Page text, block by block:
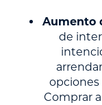
Aumento
de
opciones
Comprar